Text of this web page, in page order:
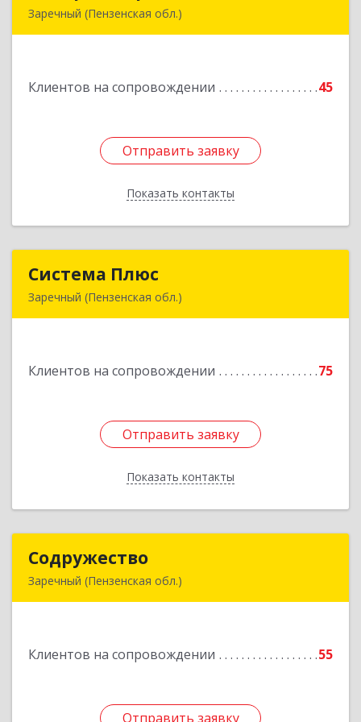
Заречный (Пензенская обл.)
Клиентов на сопровождении 45
Отправить заявку
Показать контакты
Подробнее
Отправить заявку
Назад
Система Плюс
Заречный (Пензенская обл.)
Клиентов на сопровождении 75
Отправить заявку
Показать контакты
Подробнее
Отправить заявку
Назад
Содружество
Заречный (Пензенская обл.)
Клиентов на сопровождении 55
Отправить заявку
Подробнее
Отправить заявку